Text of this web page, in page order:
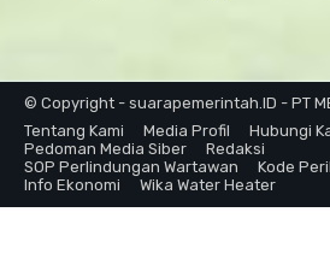
© Copyright - suarapemerintah.ID - PT
Tentang Kami
Media Profil
Hubungi
Pedoman Media Siber
Redaksi
SOP Perlindungan Wartawan
Kode
Info Ekonomi
Wika Water Heater